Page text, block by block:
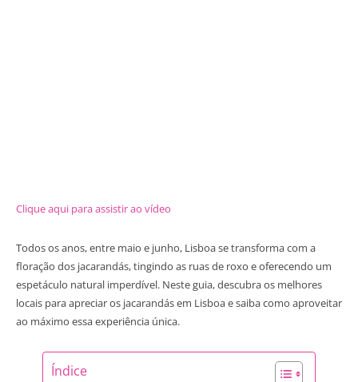
Clique aqui para assistir ao vídeo
Todos os anos, entre maio e junho, Lisboa se transforma com a
floração dos jacarandás, tingindo as ruas de roxo e oferecendo um
espetáculo natural imperdível. Neste guia, descubra os melhores
locais para apreciar os jacarandás em Lisboa e saiba como aproveitar
ao máximo essa experiência única.
Índice